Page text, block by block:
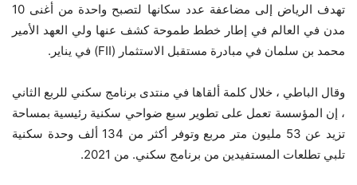
تهدف الرياض إلى مضاعفة عدد سكانها لتصبح واحدة من أغنى 10
مدن في العالم في إطار خطط طموحة كشف عنها ولي العهد الأمير
محمد بن سلمان في مبادرة مستقبل الاستثمار (FII) في يناير.
وقال الباطي ، خلال كلمة ألقاها في منتدى برنامج سكني للربع الثاني
، إن المؤسسة تعمل على تطوير سبع ضواحي سكنية رئيسية بمساحة
تزيد عن 53 مليون متر مربع وتوفر أكثر من 134 ألف وحدة سكنية
تلبي تطلعات المستفيدين من برنامج سكني. من 2021.